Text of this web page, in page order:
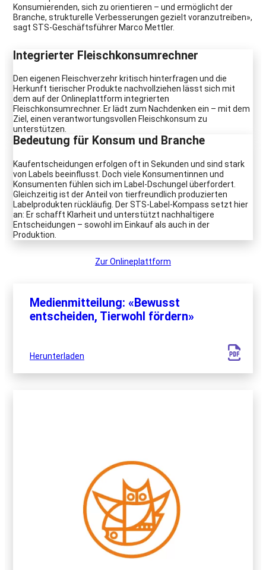
Konsumierenden, sich zu orientieren – und ermöglicht der
Branche, strukturelle Verbesserungen gezielt voranzutreiben»,
sagt STS-Geschäftsführer Marco Mettler.
Integrierter Fleischkonsumrechner
Den eigenen Fleischverzehr kritisch hinterfragen und die
Herkunft tierischer Produkte nachvollziehen lässt sich mit
dem auf der Onlineplattform integrierten
Fleischkonsumrechner. Er lädt zum Nachdenken ein – mit dem
Ziel, einen verantwortungsvollen Fleischkonsum zu
unterstützen.
Bedeutung für Konsum und Branche
Kaufentscheidungen erfolgen oft in Sekunden und sind stark
von Labels beeinflusst. Doch viele Konsumentinnen und
Konsumenten fühlen sich im Label-Dschungel überfordert.
Gleichzeitig ist der Anteil von tierfreundlich produzierten
Labelprodukten rückläufig. Der STS-Label-Kompass setzt hier
an: Er schafft Klarheit und unterstützt nachhaltigere
Entscheidungen – sowohl im Einkauf als auch in der
Produktion.
Zur Onlineplattform
Medienmitteilung: «Bewusst
entscheiden, Tierwohl fördern»
Herunterladen